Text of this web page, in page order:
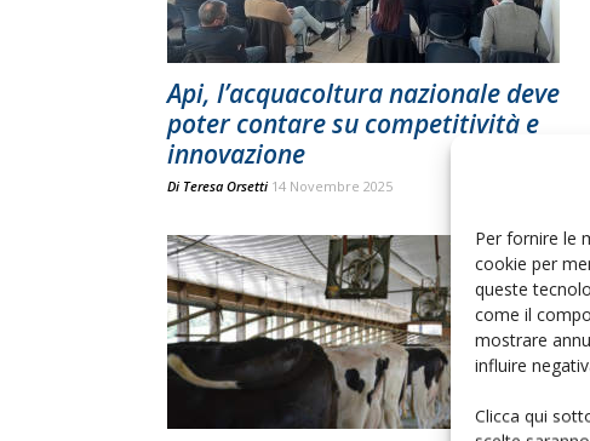
Per fornire le
cookie per
queste
come il
mostrare
influire
Clicca qui
Api, l’acquacoltura nazionale deve
poter contare su competitività e
innovazione
Di Teresa Orsetti 14 Novembre 2025